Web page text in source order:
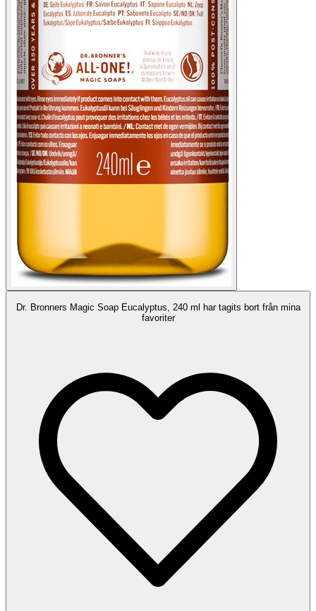
Dr. Bronners Magic Soap Eucalyptus, 240 ml har tagits bort från mina
favoriter